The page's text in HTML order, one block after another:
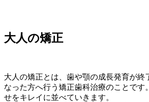
大人の矯正
大人の矯正とは、歯や顎の成長発育が終
なった方へ行う矯正歯科治療のことです
せをキレイに並べていきます。